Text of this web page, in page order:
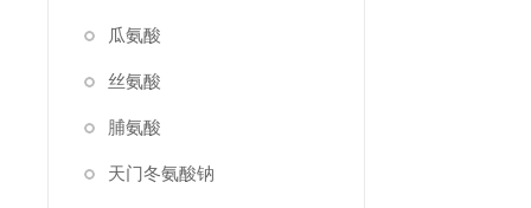
瓜氨酸
丝氨酸
脯氨酸
天门冬氨酸钠